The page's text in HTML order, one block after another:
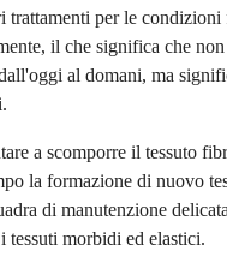
trattamenti per le
il che significa che
al domani, ma
a scomporre il tessuto
la formazione di nuovo
di manutenzione
tessuti morbidi ed elastici.